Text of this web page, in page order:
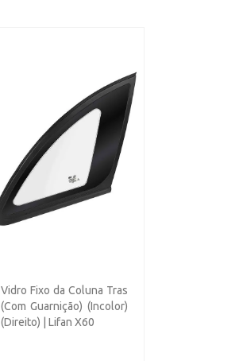
Vidro Fixo da Coluna Tras
(Com Guarnição) (Incolor)
(Direito) | Lifan X60